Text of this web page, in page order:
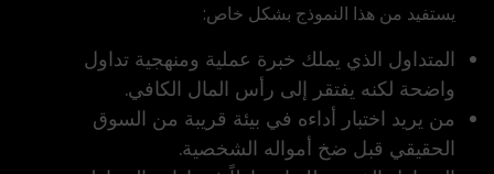
يستفيد من هذا النموذج بشكل خاص:
المتداول الذي يملك خبرة عملية ومنهجية تداول
واضحة لكنه يفتقر إلى رأس المال الكافي.
من يريد اختبار أداءه في بيئة قريبة من السوق
الحقيقي قبل ضخ أمواله الشخصية.